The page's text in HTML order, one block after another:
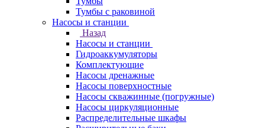
Тумбы с раковиной
Насосы и станции
Назад
Насосы и станции
Гидроаккумуляторы
Комплектующие
Насосы дренажные
Насосы поверхностные
Насосы скважинные (погружные)
Насосы циркуляционные
Распределительные шкафы